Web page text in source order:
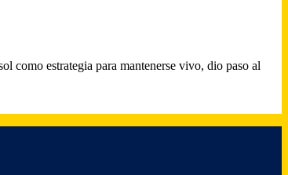
como estrategia para mantenerse vivo, dio paso al